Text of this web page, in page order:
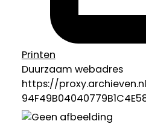
Printen
Duurzaam webadres